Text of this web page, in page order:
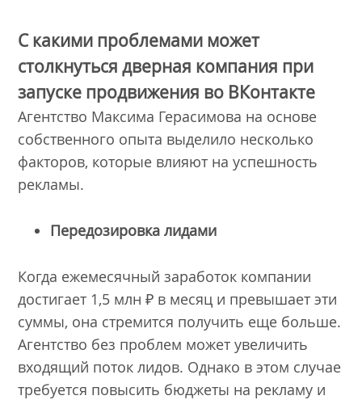
С какими проблемами может
столкнуться дверная компания при
запуске продвижения во ВКонтакте
Агентство Максима Герасимова на основе
собственного опыта выделило несколько
факторов, которые влияют на успешность
рекламы.
Передозировка лидами
Когда ежемесячный заработок компании
достигает 1,5 млн ₽ в месяц и превышает эти
суммы, она стремится получить еще больше.
Агентство без проблем может увеличить
входящий поток лидов. Однако в этом случае
требуется повысить бюджеты на рекламу и